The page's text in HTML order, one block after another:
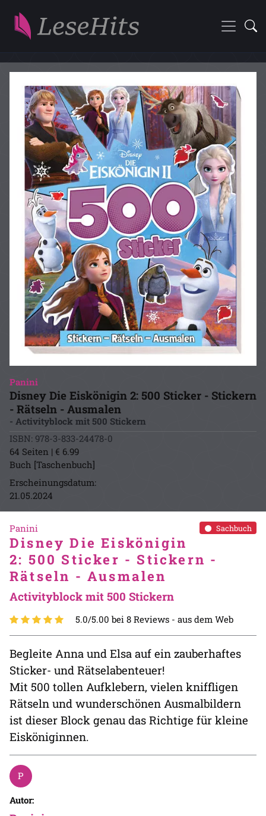
Panini
Disney Die Eiskönigin 2: 500 Sticker - Stickern
- Rätseln - Ausmalen
- Activityblock mit 500 Stickern
ISBN: 978-3-833-24478-0
64 Seiten | € 6.99
Buch [Taschenbuch]
Erscheinungsdatum:
21.05.2024
Sachbuch
Panini
Disney Die Eiskönigin
2: 500 Sticker - Stickern -
Rätseln - Ausmalen
Activityblock mit 500 Stickern
5.0/5.00 bei 8 Reviews - aus dem Web
Begleite Anna und Elsa auf ein zauberhaftes
Sticker- und Rätselabenteuer!
Mit 500 tollen Aufklebern, vielen kniffligen
Rätseln und wunderschönen Ausmalbildern
ist dieser Block genau das Richtige für kleine
Eisköniginnen.
Autor: